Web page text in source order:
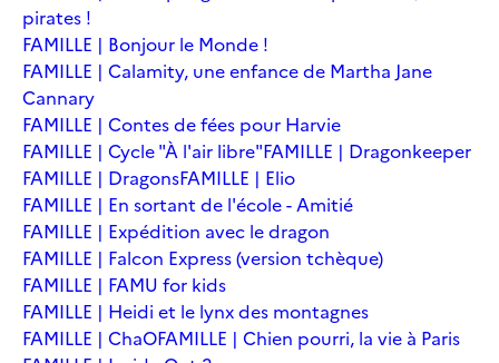
pirates !
FAMILLE | Bonjour le Monde !
FAMILLE | Calamity, une enfance de Martha Jane
Cannary
FAMILLE | Contes de fées pour Harvie
FAMILLE | Cycle "À l'air libre"FAMILLE | Dragonkeeper
FAMILLE | DragonsFAMILLE | Elio
FAMILLE | En sortant de l'école - Amitié
FAMILLE | Expédition avec le dragon
FAMILLE | Falcon Express (version tchèque)
FAMILLE | FAMU for kids
FAMILLE | Heidi et le lynx des montagnes
FAMILLE | ChaOFAMILLE | Chien pourri, la vie à Paris